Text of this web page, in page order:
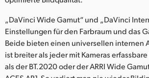
„DaVinci Wide Gamut“ und „DaVinci
Einstellungen für den Farbraum und das
Beide bieten einen universellen internen
ist breiter als jeder mit Kameras
als der BT.2020 oder der ARRI Wide